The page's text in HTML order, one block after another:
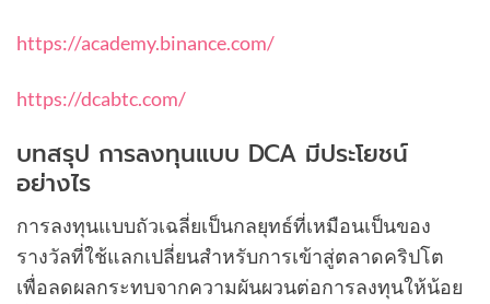
https://academy.binance.com/
https://dcabtc.com/
บทสรุป การลงทุนแบบ DCA มีประโยชน์
อย่างไร
การลงทุนแบบถัวเฉลี่ยเป็นกลยุทธ์ที่เหมือนเป็นของ
รางวัลที่ใช้แลกเปลี่ยนสำหรับการเข้าสู่ตลาดคริปโต
เพื่อลดผลกระทบจากความผันผวนต่อการลงทุนให้น้อย